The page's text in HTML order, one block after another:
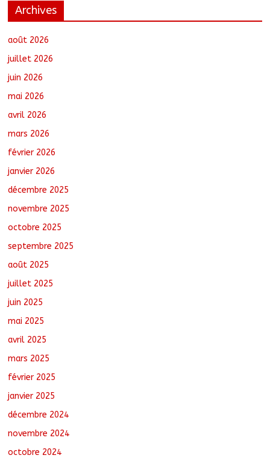
au marché moderne
Archives
août 2026
juillet 2026
juin 2026
mai 2026
avril 2026
mars 2026
février 2026
janvier 2026
décembre 2025
novembre 2025
octobre 2025
septembre 2025
août 2025
juillet 2025
juin 2025
mai 2025
avril 2025
mars 2025
février 2025
janvier 2025
décembre 2024
novembre 2024
octobre 2024